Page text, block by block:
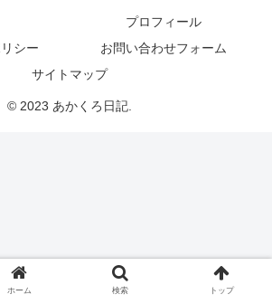
プロフィール
シー
お問い合わせフォーム
サイトマップ
© 2023 あかくろ日記.
ホーム 検索 トップ